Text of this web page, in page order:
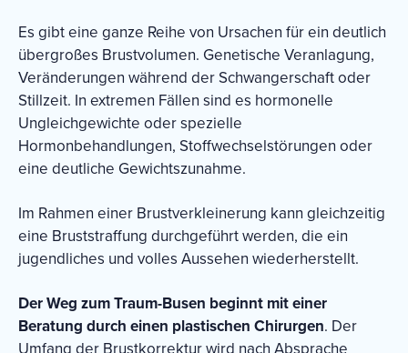
Es gibt eine ganze Reihe von Ursachen für ein deutlich
übergroßes Brustvolumen. Genetische Veranlagung,
Veränderungen während der Schwangerschaft oder
Stillzeit. In extremen Fällen sind es hormonelle
Ungleichgewichte oder spezielle
Hormonbehandlungen, Stoffwechselstörungen oder
eine deutliche Gewichtszunahme.
Im Rahmen einer Brustverkleinerung kann gleichzeitig
eine Bruststraffung durchgeführt werden, die ein
jugendliches und volles Aussehen wiederherstellt.
Der Weg zum Traum-Busen beginnt mit einer
Beratung durch einen plastischen Chirurgen. Der
Umfang der Brustkorrektur wird nach Absprache